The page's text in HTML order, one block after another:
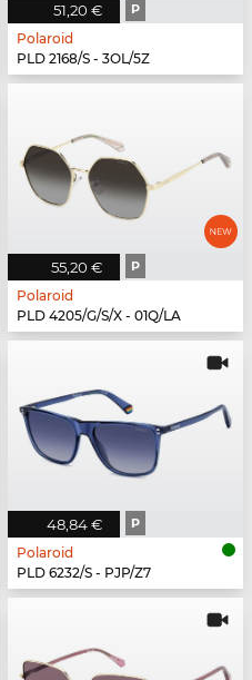
51,20 € P
Polaroid
PLD 2168/S - 3OL/5Z
55,20 € P
Polaroid
PLD 4205/G/S/X - 01Q/LA
48,84 € P
Polaroid
PLD 6232/S - PJP/Z7